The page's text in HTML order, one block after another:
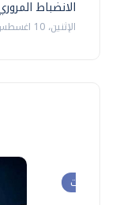
الانضباط
الإثنين، 10 اغسطس 2026 03:44 م
وحوارات